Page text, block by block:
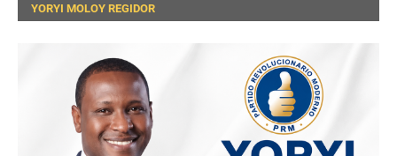
YORYI MOLOY REGIDOR